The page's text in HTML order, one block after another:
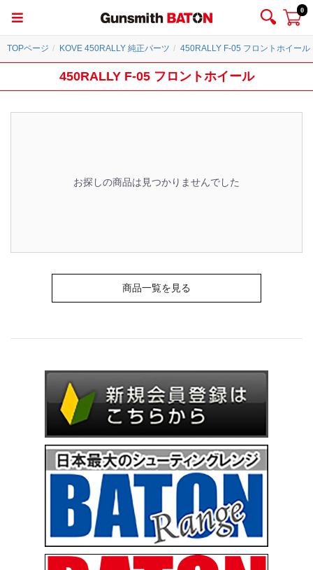
0
TOPページ KOVE 450RALLY 純正パーツ 450RALLY F-05 フロントホイール
450RALLY F-05 フロントホイール
お探しの商品は見つかりませんでした
商品一覧を見る